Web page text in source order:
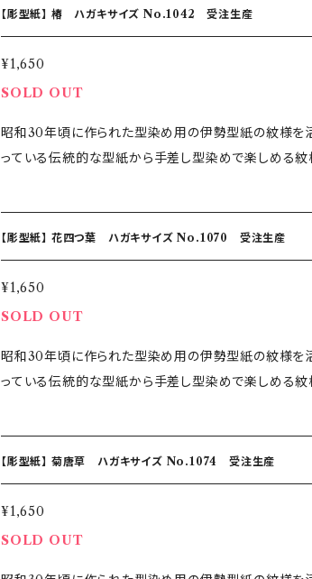
切使わず染め上げる「手差し型染」 伝統柄を切り抜
ころで、小さな刷毛で一色ずつ色を染め上げる技と手
手作業の為、2つと同じものはできないオンリーワン商品となります。 【受注生産】
作成しますので、納品までに1〜2週間程度お時間を頂戴
【彫型紙】 椿 ハガキサイズ No.1042 受注生産
¥1,650
SOLD OUT
昭和30年頃に作られた型染め用の伊勢型紙の紋様を
っている伝統的な型紙から手差し型染めで楽しめる
コ：100mm 紙種：渋紙 【手差し型染めとは】 職人がかもし出す世界に一つのグラデーション 機械を一
切使わず染め上げる「手差し型染」 伝統柄を切り抜
ころで、小さな刷毛で一色ずつ色を染め上げる技と手
手作業の為、2つと同じものはできないオンリーワン商品となります。 【受注生産】
作成しますので、納品までに1〜2週間程度お時間を頂戴
【彫型紙】 花四つ葉 ハガキサイズ No.1070 受注生産
¥1,650
SOLD OUT
昭和30年頃に作られた型染め用の伊勢型紙の紋様を
っている伝統的な型紙から手差し型染めで楽しめる
コ：100mm 紙種：渋紙 【手差し型染めとは】 職人がかもし出す世界に一つのグラデーション 機械を一
切使わず染め上げる「手差し型染」 伝統柄を切り抜
ころで、小さな刷毛で一色ずつ色を染め上げる技と手
【彫型紙】 菊唐草 ハガキサイズ No.1074 受注生産
¥1,650
SOLD OUT